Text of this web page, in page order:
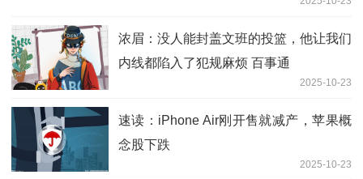
浓眉：没人能封盖文班的投篮，他让我们
内线都陷入了犯规麻烦 百事通
2025-10-23
速读：iPhone Air刚开售就减产，苹果概
念股下跌
2025-10-23